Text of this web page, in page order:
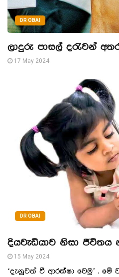
DR OBAI
ලාදුරු පාසල් දරැවන්
17 May 2024
DR OBAI
දියවැඩියාව නිසා ජීවිතය
15 May 2024
‘දැනුවත් වී ආරක්ෂා වෙමු’ .